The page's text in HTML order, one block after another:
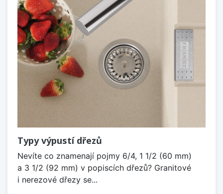
Typy výpustí dřezů
Nevíte co znamenají pojmy 6/4, 1 1/2 (60 mm)
a 3 1/2 (92 mm) v popiscích dřezů? Granitové
i nerezové dřezy se...